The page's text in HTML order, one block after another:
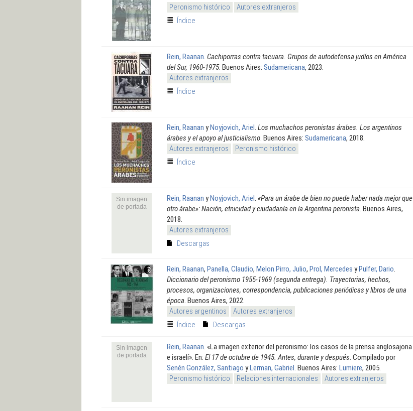
Peronismo histórico
Autores extranjeros
Índice
Rein, Raanan. Cachiporras contra tacuara. Grupos de autodefensa judíos en América
del Sur, 1960-1975. Buenos Aires: Sudamericana, 2023.
Autores extranjeros
Índice
Rein, Raanan yNoyjovich, Ariel. Los muchachos peronistas árabes. Los argentinos
árabes y el apoyo al justicialismo. Buenos Aires: Sudamericana, 2018.
Autores extranjeros
Peronismo histórico
Índice
Sin imagen
de portada
Rein, Raanan yNoyjovich, Ariel. «Para un árabe de bien no puede haber nada mejor que
otro árabe»: Nación, etnicidad y ciudadanía en la Argentina peronista. Buenos Aires,
2018.
Autores extranjeros
Descargas
Rein, Raanan, Panella, Claudio, Melon Pirro, Julio, Prol, Mercedes yPulfer, Dario.
Diccionario del peronismo 1955-1969 (segunda entrega). Trayectorias, hechos,
procesos, organizaciones, correspondencia, publicaciones periódicas y libros de una
época. Buenos Aires, 2022.
Autores argentinos
Autores extranjeros
Índice
Descargas
Sin imagen
de portada
Rein, Raanan. «La imagen exterior del peronismo: los casos de la prensa anglosajona
e israelí». En: El 17 de octubre de 1945. Antes, durante y después. Compilado por
Senén González, Santiago yLerman, Gabriel. Buenos Aires: Lumiere, 2005.
Peronismo histórico
Relaciones internacionales Autores extranjeros